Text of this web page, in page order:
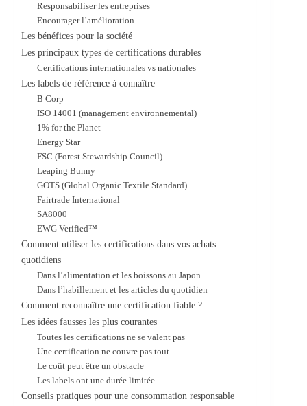
Responsabiliser les entreprises
Encourager l’amélioration
Les bénéfices pour la société
Les principaux types de certifications durables
Certifications internationales vs nationales
Les labels de référence à connaître
B Corp
ISO 14001 (management environnemental)
1% for the Planet
Energy Star
FSC (Forest Stewardship Council)
Leaping Bunny
GOTS (Global Organic Textile Standard)
Fairtrade International
SA8000
EWG Verified™
Comment utiliser les certifications dans vos achats
quotidiens
Dans l’alimentation et les boissons au Japon
Dans l’habillement et les articles du quotidien
Comment reconnaître une certification fiable ?
Les idées fausses les plus courantes
Toutes les certifications ne se valent pas
Une certification ne couvre pas tout
Le coût peut être un obstacle
Les labels ont une durée limitée
Conseils pratiques pour une consommation responsable